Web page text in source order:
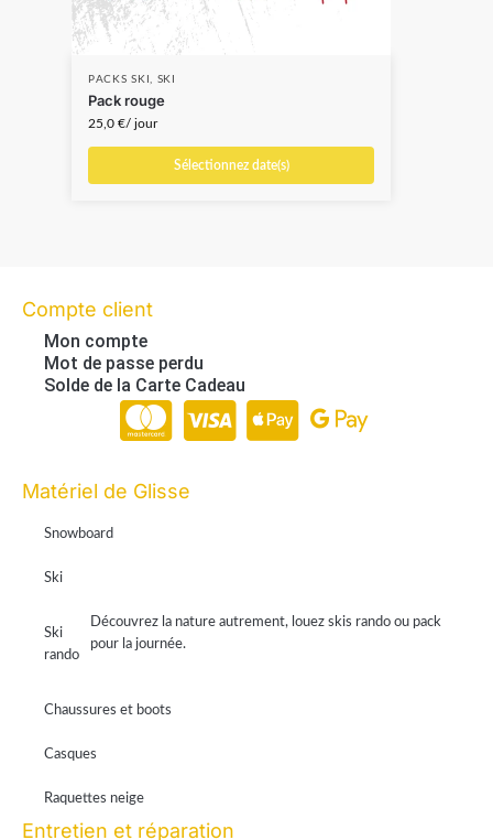
PACKS SKI SKI
Pack rouge
25,0 €/ jour
Sélectionnez date(s)
Compte client
Mon compte
Mot de passe perdu
Solde de la Carte Cadeau
Matériel de Glisse
Snowboard
Ski
Ski
rando
Découvrez la nature autrement, louez skis rando ou pack
pour la journée.
Chaussures et boots
Casques
Raquettes neige
Entretien et réparation